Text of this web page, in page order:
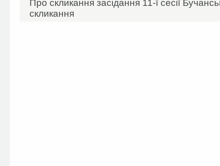
Про скликання засідання 11-ї сесії
скликання